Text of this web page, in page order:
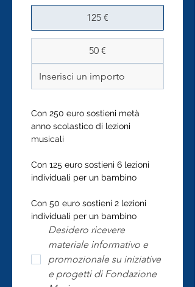
125 €
50 €
Con 250 euro sostieni metà
anno scolastico di lezioni
musicali
Con 125 euro sostieni 6 lezioni
individuali per un bambino
Con 50 euro sostieni 2 lezioni
individuali per un bambino
Desidero ricevere
materiale informativo e
promozionale su iniziative
e progetti di Fondazione